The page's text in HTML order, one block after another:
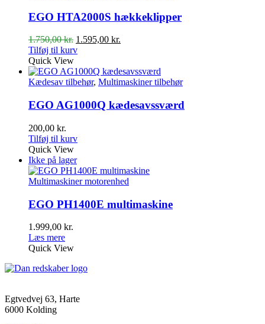
EGO HTA2000S hækkeklipper
1.750,00kr. Den
oprindelige
var:
1.750,00 kr..
1.595,00 kr.
er:
1.595,00 kr..
Tilføj til kurv
Quick View
Kædesav tilbehør, Multimaskiner tilbehør
EGO AG1000Q kædesavssværd
200,00 kr.
Tilføj til kurv
Quick View
Ikke på lager
Multimaskiner motorenhed
EGO PH1400E multimaskine
1.999,00 kr.
Læs mere
Quick View
Egtvedvej 63, Harte
6000 Kolding